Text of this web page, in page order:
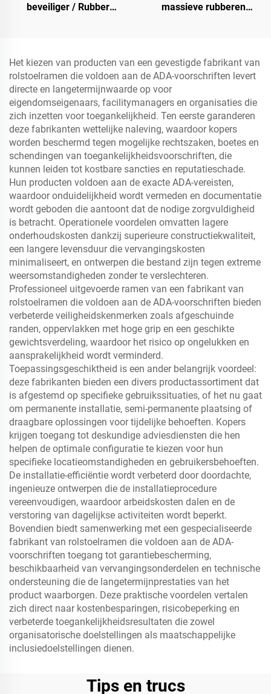
beveiliger / Rubber
massieve rubberen
Het kiezen van producten van een gevestigde fabrikant van
rolstoelramen die voldoen aan de ADA-voorschriften levert
directe en langetermijnwaarde op voor
eigendomseigenaars, facilitymanagers en organisaties die
zich inzetten voor toegankelijkheid. Ten eerste garanderen
deze fabrikanten wettelijke naleving, waardoor kopers
worden beschermd tegen mogelijke rechtszaken, boetes en
schendingen van toegankelijkheidsvoorschriften, die
kunnen leiden tot kostbare sancties en reputatieschade.
Hun producten voldoen aan de exacte ADA-vereisten,
waardoor onduidelijkheid wordt vermeden en documentatie
wordt geboden die aantoont dat de nodige zorgvuldigheid
is betracht. Operationele voordelen omvatten lagere
onderhoudskosten dankzij superieure constructiekwaliteit,
een langere levensduur die vervangingskosten
minimaliseert, en ontwerpen die bestand zijn tegen extreme
weersomstandigheden zonder te verslechteren.
Professioneel uitgevoerde ramen van een fabrikant van
rolstoelramen die voldoen aan de ADA-voorschriften bieden
verbeterde veiligheidskenmerken zoals afgeschuinde
randen, oppervlakken met hoge grip en een geschikte
gewichtsverdeling, waardoor het risico op ongelukken en
aansprakelijkheid wordt verminderd.
Toepassingsgeschiktheid is een ander belangrijk voordeel:
deze fabrikanten bieden een divers productassortiment dat
is afgestemd op specifieke gebruikssituaties, of het nu gaat
om permanente installatie, semi-permanente plaatsing of
draagbare oplossingen voor tijdelijke behoeften. Kopers
krijgen toegang tot deskundige adviesdiensten die hen
helpen de optimale configuratie te kiezen voor hun
specifieke locatieomstandigheden en gebruikersbehoeften.
De installatie-efficiëntie wordt verbeterd door doordachte,
ingenieuze ontwerpen die de installatieprocedure
vereenvoudigen, waardoor arbeidskosten dalen en de
verstoring van dagelijkse activiteiten wordt beperkt.
Bovendien biedt samenwerking met een gespecialiseerde
fabrikant van rolstoelramen die voldoen aan de ADA-
voorschriften toegang tot garantiebescherming,
beschikbaarheid van vervangingsonderdelen en technische
ondersteuning die de langetermijnprestaties van het
product waarborgen. Deze praktische voordelen vertalen
zich direct naar kostenbesparingen, risicobeperking en
verbeterde toegankelijkheidsresultaten die zowel
organisatorische doelstellingen als maatschappelijke
inclusiedoelstellingen dienen.
Tips en trucs